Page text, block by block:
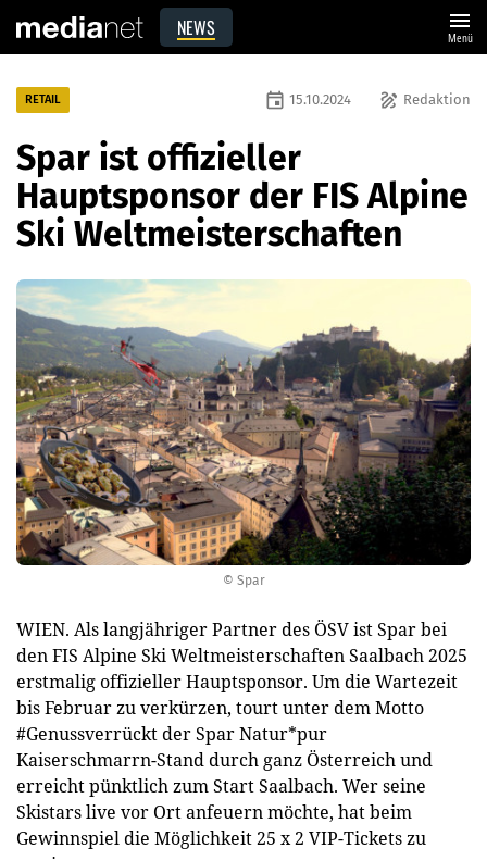
NEWS menu
Menü
© Spar
RETAIL draw Redaktion
event 15.10.2024
Spar ist offizieller
Hauptsponsor der FIS Alpine
Ski Weltmeisterschaften
WIEN. Als langjähriger Partner des ÖSV ist Spar bei
den FIS Alpine Ski Weltmeisterschaften Saalbach 2025
erstmalig offizieller Hauptsponsor. Um die Wartezeit
bis Februar zu verkürzen, tourt unter dem Motto
#Genussverrückt der Spar Natur*pur
Kaiserschmarrn-Stand durch ganz Österreich und
erreicht pünktlich zum Start Saalbach. Wer seine
Skistars live vor Ort anfeuern möchte, hat beim
Gewinnspiel die Möglichkeit 25 x 2 VIP-Tickets zu